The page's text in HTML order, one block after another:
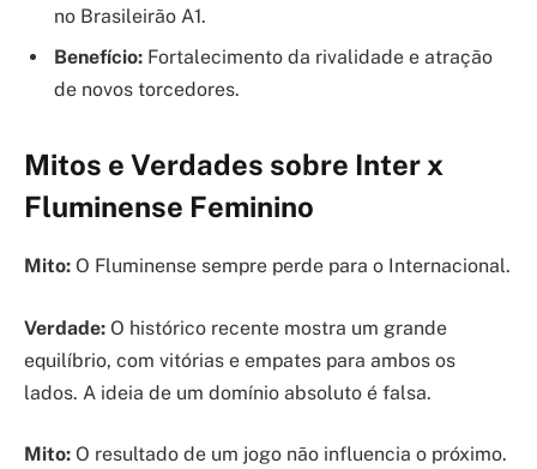
no Brasileirão A1.
Benefício: Fortalecimento da rivalidade e atração
de novos torcedores.
Mitos e Verdades sobre Inter x
Fluminense Feminino
Mito: O Fluminense sempre perde para o Internacional.
Verdade: O histórico recente mostra um grande
equilíbrio, com vitórias e empates para ambos os
lados. A ideia de um domínio absoluto é falsa.
Mito: O resultado de um jogo não influencia o próximo.